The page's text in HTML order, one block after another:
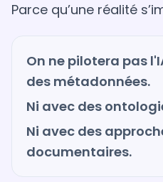
Parce qu’une réalité
On ne pilotera pas
des métadonnées.
Ni avec des
Ni avec des
documentaires.